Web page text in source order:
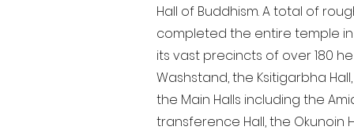
Hall of Buddhism. A total of
completed the entire temple
its vast precincts of over 180
Washstand, the Ksitigarbha
the Main Halls including the
transference Hall, the Okunoin